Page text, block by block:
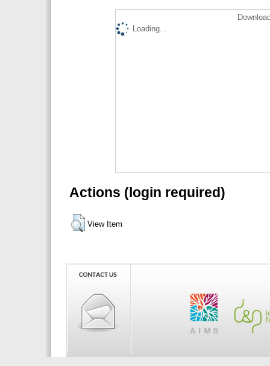
Loading...
Actions (login required)
View Item